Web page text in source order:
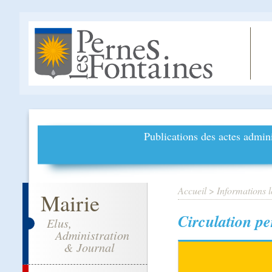
Publications des actes
Mairie
Elus,
Administration
& Journal
Accueil> Informations
Circulation